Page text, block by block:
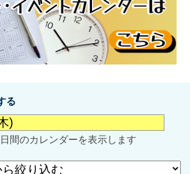
る
間のカレンダーを表示します